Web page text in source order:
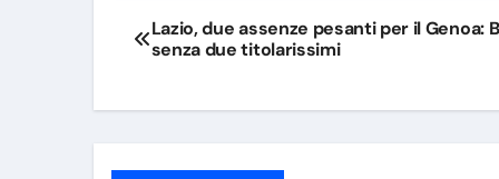
Navigazione
articoli
Lazio, due assenze pesanti per il Genoa:
senza due titolarissimi